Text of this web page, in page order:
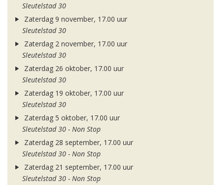
Sleutelstad 30
Zaterdag 9 november, 17.00 uur
Sleutelstad 30
Zaterdag 2 november, 17.00 uur
Sleutelstad 30
Zaterdag 26 oktober, 17.00 uur
Sleutelstad 30
Zaterdag 19 oktober, 17.00 uur
Sleutelstad 30
Zaterdag 5 oktober, 17.00 uur
Sleutelstad 30 - Non Stop
Zaterdag 28 september, 17.00 uur
Sleutelstad 30 - Non Stop
Zaterdag 21 september, 17.00 uur
Sleutelstad 30 - Non Stop